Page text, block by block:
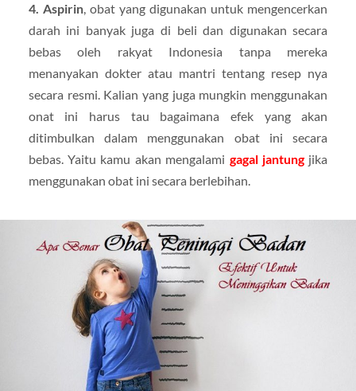
4. Aspirin, obat yang digunakan untuk mengencerkan
darah ini banyak juga di beli dan digunakan secara
bebas oleh rakyat Indonesia tanpa mereka
menanyakan dokter atau mantri tentang resep nya
secara resmi. Kalian yang juga mungkin menggunakan
onat ini harus tau bagaimana efek yang akan
ditimbulkan dalam menggunakan obat ini secara
bebas. Yaitu kamu akan mengalami gagal jantungjika
menggunakan obat ini secara berlebihan.